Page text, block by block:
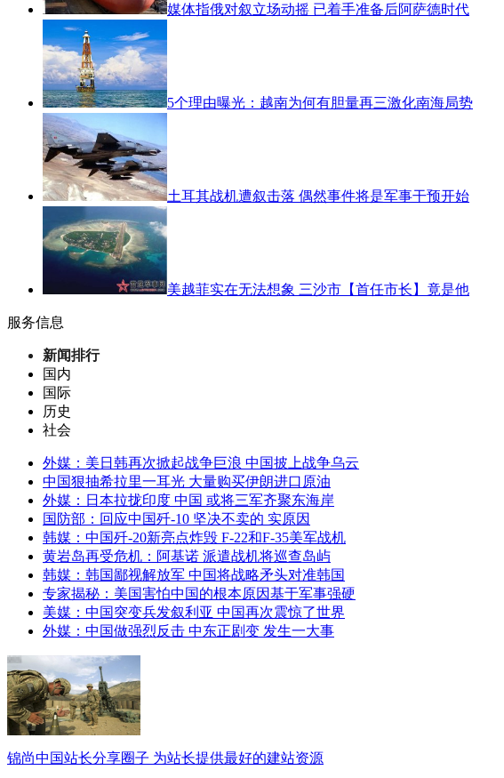
媒体指俄对叙立场动摇 已着手准备后阿萨德时代
5个理由曝光：越南为何有胆量再三激化南海局势
土耳其战机遭叙击落 偶然事件将是军事干预开始
美越菲实在无法想象 三沙市【首任市长】竟是他
服务信息
新闻排行
国内
国际
历史
社会
外媒：美日韩再次掀起战争巨浪 中国披上战争乌云
中国狠抽希拉里一耳光 大量购买伊朗进口原油
外媒：日本拉拢印度 中国 或将三军齐聚东海岸
国防部：回应中国歼-10 坚决不卖的 实原因
韩媒：中国歼-20新亮点炸毁 F-22和F-35美军战机
黄岩岛再受危机：阿基诺 派遣战机将巡查岛屿
韩媒：韩国鄙视解放军 中国将战略矛头对准韩国
专家揭秘：美国害怕中国的根本原因基于军事强硬
美媒：中国突变兵发叙利亚 中国再次震惊了世界
外媒：中国做强烈反击 中东正剧变 发生一大事
锦尚中国站长分享圈子 为站长提供最好的建站资源